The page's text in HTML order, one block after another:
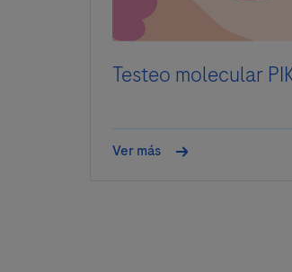
Testeo molecular
Ver más